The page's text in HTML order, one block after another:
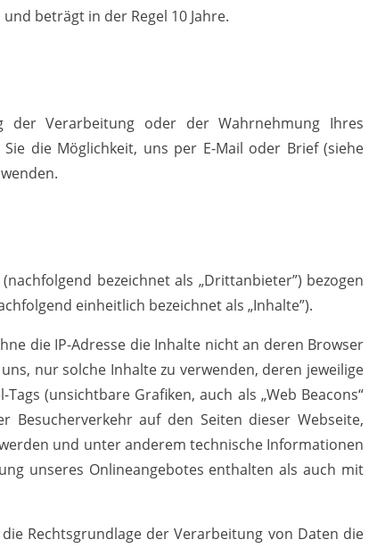
beträgt in der Regel 10 Jahre.
der Verarbeitung oder der Wahrnehmung Ihres
die Möglichkeit, uns per E-Mail oder Brief (siehe
bezeichnet als „Drittanbieter”) bezogen
einheitlich bezeichnet als „Inhalte”).
die IP-Adresse die Inhalte nicht an deren Browser
nur solche Inhalte zu verwenden, deren jeweilige
(unsichtbare Grafiken, auch als „Web Beacons“
Besucherverkehr auf den Seiten dieser Webseite,
und unter anderem technische Informationen
unseres Onlineangebotes enthalten als auch mit
Rechtsgrundlage der Verarbeitung von Daten die